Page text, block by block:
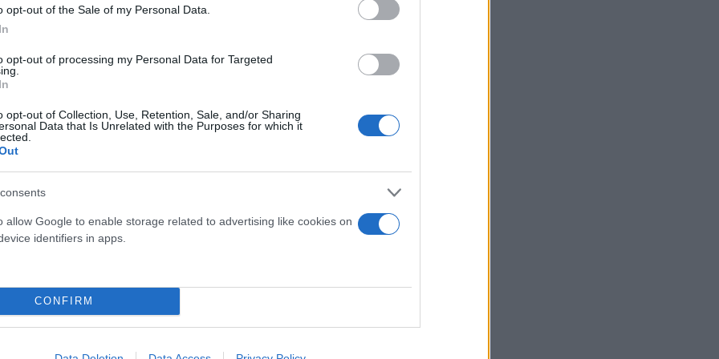
opt-out of the Sale of my Personal Data.
opt-out of processing my Personal Data for Targeted
opt-out of Collection, Use, Retention, Sale, and/or Sharing
Data that Is Unrelated with the Purposes for which it
allow Google to enable storage related to advertising like cookies on
identifiers in apps.
CONFIRM
Ντογιάκου: Ζημιές σε IX και μπογιές στους τοίχους -
Ντογιάκου - Με απόλυτη μυστικότητα οι έρευνες
και χτύπησαν με ρόπαλα φοιτητές - Πληροφορίες για
φοβήθηκα» - Αυτός είναι ο Αιγύπτιος που συνελήφθη
για την χειροβομβίδα
Εισαγγελέας